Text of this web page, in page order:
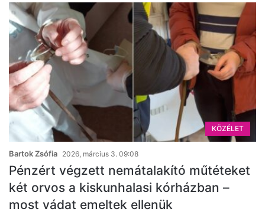
KÖZÉLET
Bartok Zsófia 2026, március 3. 09:08
Pénzért végzett nemátalakító műtéteket
két orvos a kiskunhalasi kórházban –
most vádat emeltek ellenük